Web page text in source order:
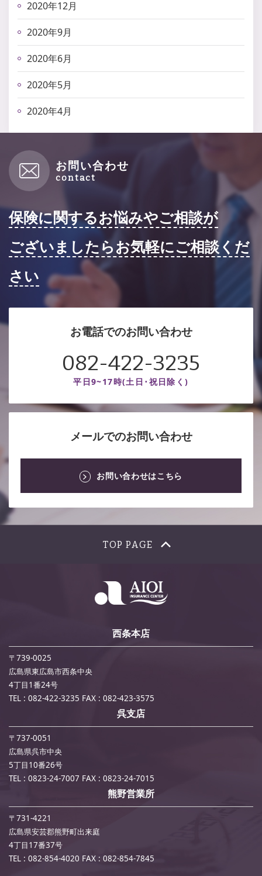
2020年12月
2020年9月
2020年6月
2020年5月
2020年4月
お問い合わせ
保険に関するお悩みやご相談が
ございましたらお気軽にご相談くだ
さい
お電話でのお問い合わせ
082-422-3235
平日9~17時(土日･祝日除く)
メールでのお問い合わせ
お問い合わせはこちら
TOP PAGE
西条本店
〒739-0025
広島県東広島市西条中央
4丁目1番24号
TEL : 082-422-3235 FAX : 082-423-3575
呉支店
〒737-0051
広島県呉市中央
5丁目10番26号
TEL : 0823-24-7007 FAX : 0823-24-7015
熊野営業所
〒731-4221
広島県安芸郡熊野町出来庭
4丁目17番37号
TEL : 082-854-4020 FAX : 082-854-7845